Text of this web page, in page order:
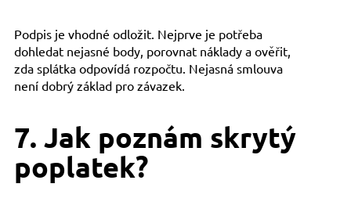
Podpis je vhodné odložit. Nejprve je potřeba
dohledat nejasné body, porovnat náklady a ověřit,
zda splátka odpovídá rozpočtu. Nejasná smlouva
není dobrý základ pro závazek.
7. Jak poznám skrytý
poplatek?